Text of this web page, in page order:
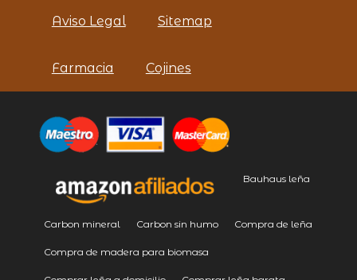
Aviso Legal Sitemap
Farmacia Cojines
Bauhaus leña
Carbon mineral Carbon sin humo Compra de leña
Compra de madera para biomasa